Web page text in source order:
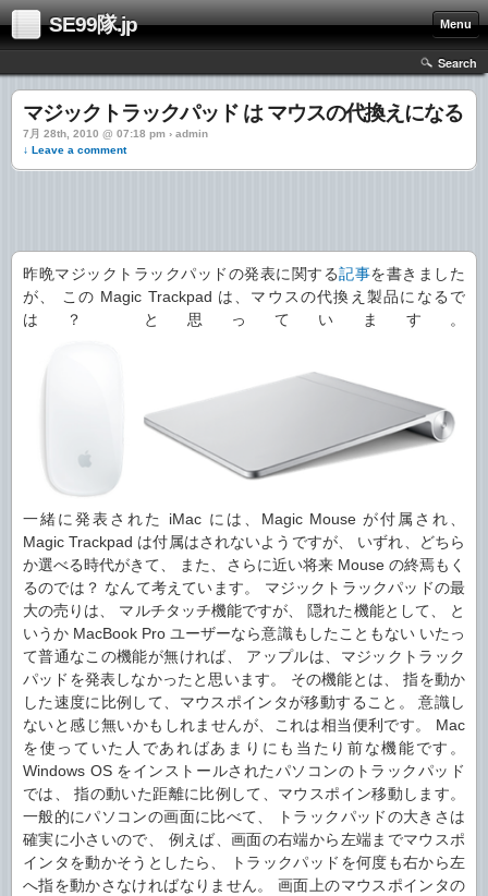
SE99隊.jp Menu
Search
マジックトラックパッド は マウスの代換えになる
7月 28th, 2010 @ 07:18 pm › admin
↓ Leave a comment
昨晩マジックトラックパッドの発表に関する記事を書きました
が、 この Magic Trackpad は、マウスの代換え製品になるで
は？ と思っています。
一緒に発表された iMac には、Magic Mouse が付属され、
Magic Trackpad は付属はされないようですが、 いずれ、どちら
か選べる時代がきて、 また、さらに近い将来 Mouse の終焉もく
るのでは？ なんて考えています。 マジックトラックパッドの最
大の売りは、 マルチタッチ機能ですが、 隠れた機能として、 と
いうか MacBook Pro ユーザーなら意識もしたこともない いたっ
て普通なこの機能が無ければ、 アップルは、マジックトラック
パッドを発表しなかったと思います。 その機能とは、 指を動か
した速度に比例して、マウスポインタが移動すること。 意識し
ないと感じ無いかもしれませんが、これは相当便利です。 Mac
を使っていた人であればあまりにも当たり前な機能です。
Windows OS をインストールされたパソコンのトラックパッド
では、 指の動いた距離に比例して、マウスポイン移動します。
一般的にパソコンの画面に比べて、 トラックパッドの大きさは
確実に小さいので、 例えば、画面の右端から左端までマウスポ
インタを動かそうとしたら、 トラックパッドを何度も右から左
へ指を動かさなければなりません。 画面上のマウスポインタの